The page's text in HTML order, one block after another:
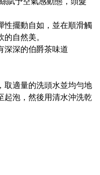
性擺動自如，並在順滑觸
自然美。
深深的伯爵茶味道
取適量的洗頭水並均勻地
起泡，然後用清水沖洗乾